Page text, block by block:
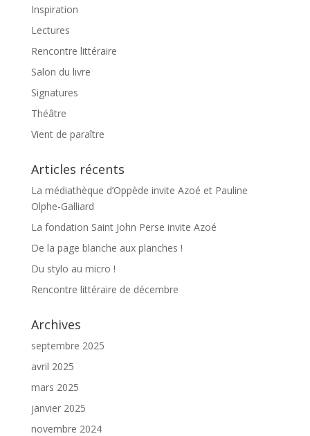
Inspiration
Lectures
Rencontre littéraire
Salon du livre
Signatures
Théâtre
Vient de paraître
Articles récents
La médiathèque d’Oppède invite Azoé et Pauline
Olphe-Galliard
La fondation Saint John Perse invite Azoé
De la page blanche aux planches !
Du stylo au micro !
Rencontre littéraire de décembre
Archives
septembre 2025
avril 2025
mars 2025
janvier 2025
novembre 2024